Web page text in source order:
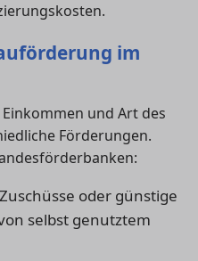
im
und Art des
Förderungen.
Zuschüsse oder günstige
selbst genutztem